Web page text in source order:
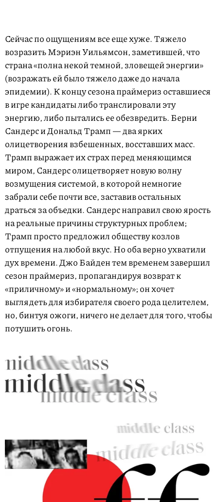
Сейчас по ощущениям все еще хуже. Тяжело
возразить Мэриэн Уильямсон, заметившей, что
страна «полна некой темной, зловещей энергии»
(возражать ей было тяжело даже до начала
эпидемии). К концу сезона праймериз оставшиеся
в игре кандидаты либо транслировали эту
энергию, либо пытались ее обезвредить. Берни
Сандерс и Дональд Трамп — два ярких
олицетворения взбешенных, восставших масс.
Трамп выражает их страх перед меняющимся
миром, Сандерс олицетворяет новую волну
возмущения системой, в которой немногие
забрали себе почти все, заставив остальных
драться за объедки. Сандерс направил свою ярость
на реальные причины структурных проблем;
Трамп просто предложил обществу козлов
отпущения на любой вкус. Но оба верно ухватили
дух времени. Джо Байден тем временем завершил
сезон праймериз, пропагандируя возврат к
«приличному» и «нормальному»; он хочет
выглядеть для избирателя своего рода целителем,
но, бинтуя ожоги, ничего не делает для того, чтобы
потушить огонь.